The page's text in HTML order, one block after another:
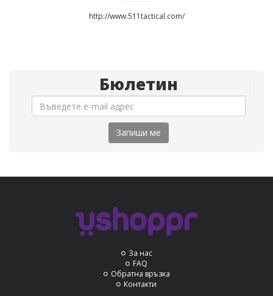
http://www.511tactical.com/
Бюлетин
Запиши ме
За нас
FAQ
Обратна връзка
Контакти